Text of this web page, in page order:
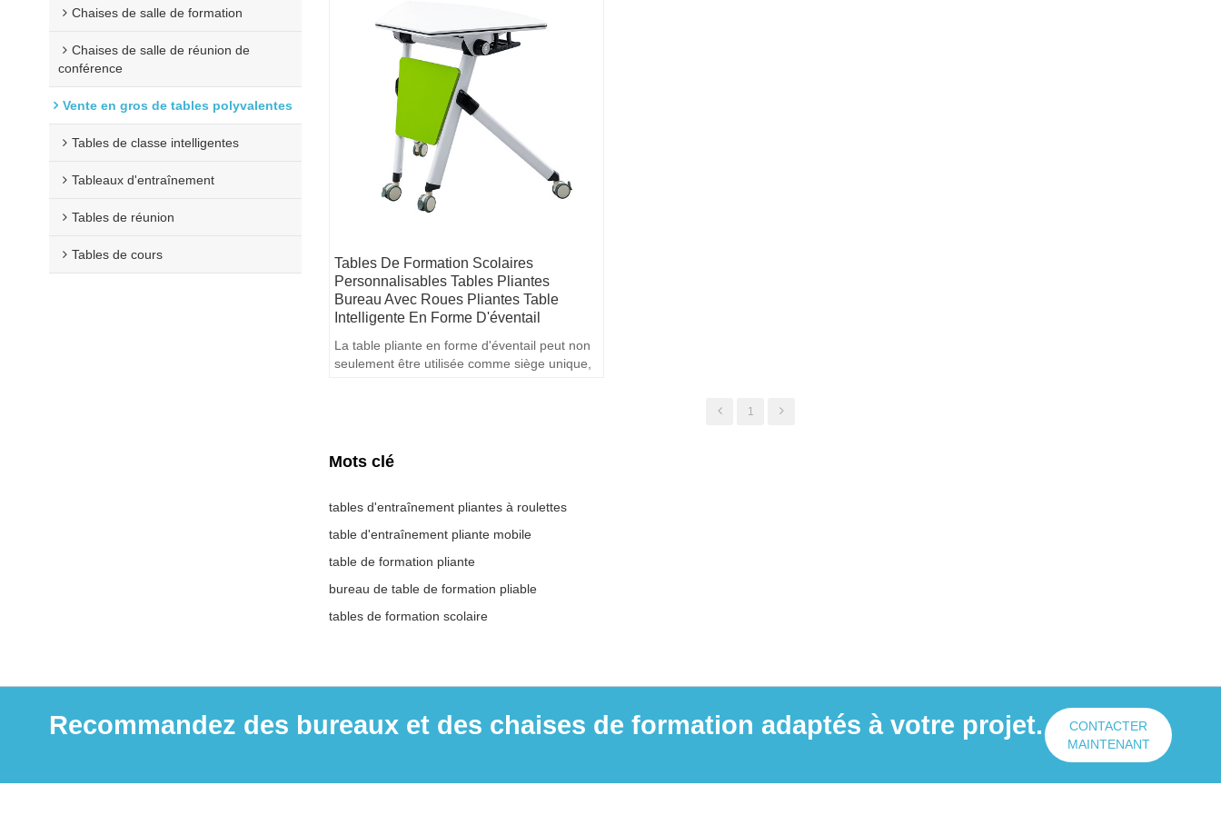
Chaises de salle de formation
Chaises de salle de réunion de
conférence
Vente en gros de tables polyvalentes
Tables de classe intelligentes
Tableaux d'entraînement
Tables de réunion
Tables de cours
Tables De Formation Scolaires
Personnalisables Tables Pliantes
Bureau Avec Roues Pliantes Table
Intelligente En Forme D'éventail
La table pliante en forme d'éventail peut non
seulement être utilisée comme siège unique,
1
Mots clé
tables d'entraînement pliantes à roulettes
table d'entraînement pliante mobile
table de formation pliante
bureau de table de formation pliable
tables de formation scolaire
Recommandez des bureaux et des chaises de formation adaptés à votre projet.
CONTACTER
MAINTENANT